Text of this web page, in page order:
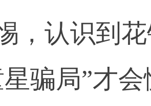
，认识到
星骗局”才